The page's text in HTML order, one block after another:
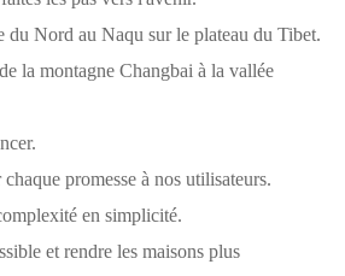
Nord au Naqu sur le plateau du Tibet.
la montagne Changbai à la vallée
promesse à nos utilisateurs.
en simplicité.
et rendre les maisons plus